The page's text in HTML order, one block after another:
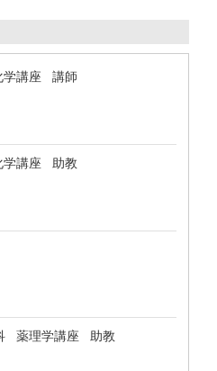
学講座 講師
学講座 助教
薬理学講座 助教